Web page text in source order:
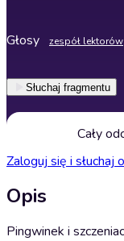
Głosy zespół lektorów
Słuchaj fragmentu
Cały
Zaloguj się i słuchaj
Opis
Pingwinek i